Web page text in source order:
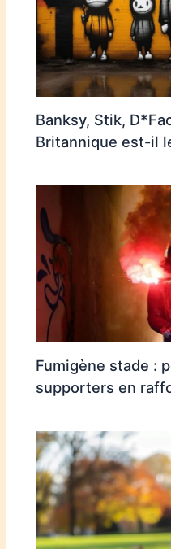
Banksy, Stik,
Britannique est-il
Fumigène stade :
supporters en